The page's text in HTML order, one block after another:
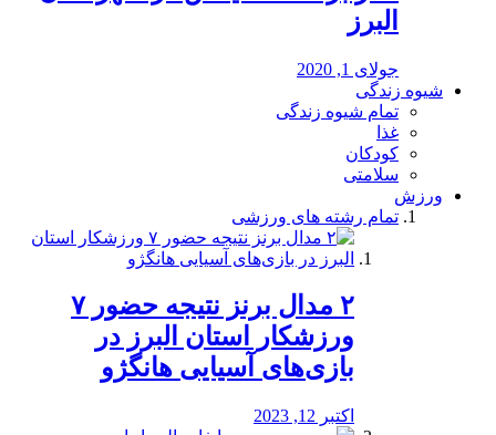
البرز
جولای 1, 2020
شیوه زندگی
تمام شیوه زندگی
غذا
کودکان
سلامتی
ورزش
تمام رشته های ورزشی
۲ مدال برنز نتیجه حضور ۷
ورزشکار استان البرز در
بازی‌های آسیایی هانگژو
اکتبر 12, 2023